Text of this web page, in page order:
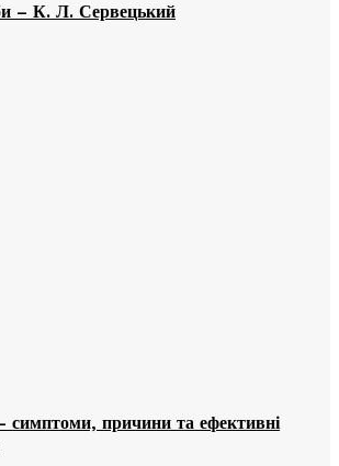
– К. Л. Сервецький
симптоми, причини та ефективні